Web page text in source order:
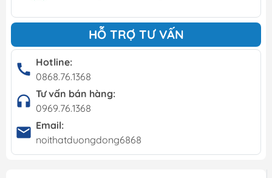
HỖ TRỢ TƯ VẤN
Hotline:
0868.76.1368
Tư vấn bán hàng:
0969.76.1368
Email:
noithatduongdong6868